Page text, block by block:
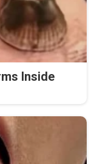
Inside